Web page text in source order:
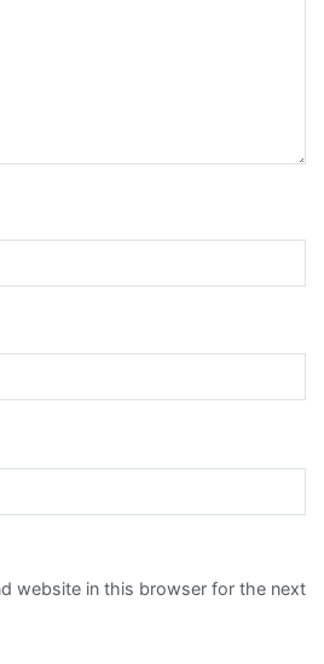
website in this browser for the next